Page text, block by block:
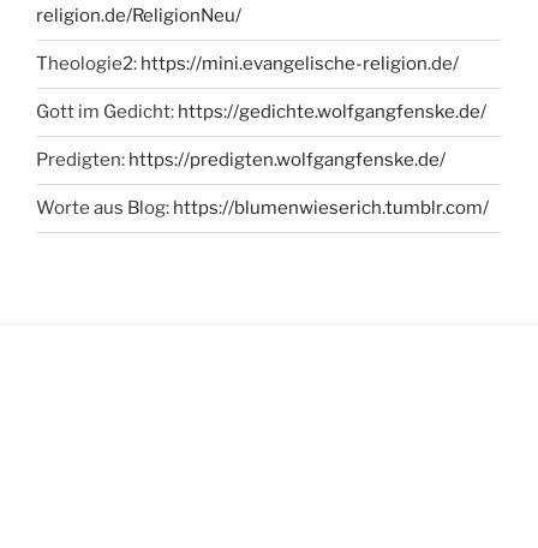
religion.de/ReligionNeu/
Theologie2: https://mini.evangelische-religion.de/
Gott im Gedicht: https://gedichte.wolfgangfenske.de/
Predigten: https://predigten.wolfgangfenske.de/
Worte aus Blog: https://blumenwieserich.tumblr.com/